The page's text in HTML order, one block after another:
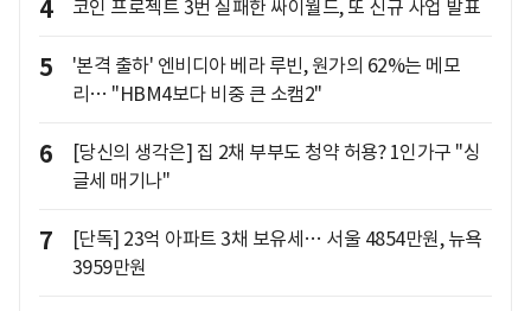
4 코인 프로젝트 3번 실패한 싸이월드, 또 신규 사업 발표
5
'본격 출하' 엔비디아 베라 루빈, 원가의 62%는 메모
리… "HBM4보다 비중 큰 소캠2"
6
[당신의 생각은] 집 2채 부부도 청약 허용? 1인가구 "싱
글세 매기나"
7
[단독] 23억 아파트 3채 보유세… 서울 4854만원, 뉴욕
3959만원